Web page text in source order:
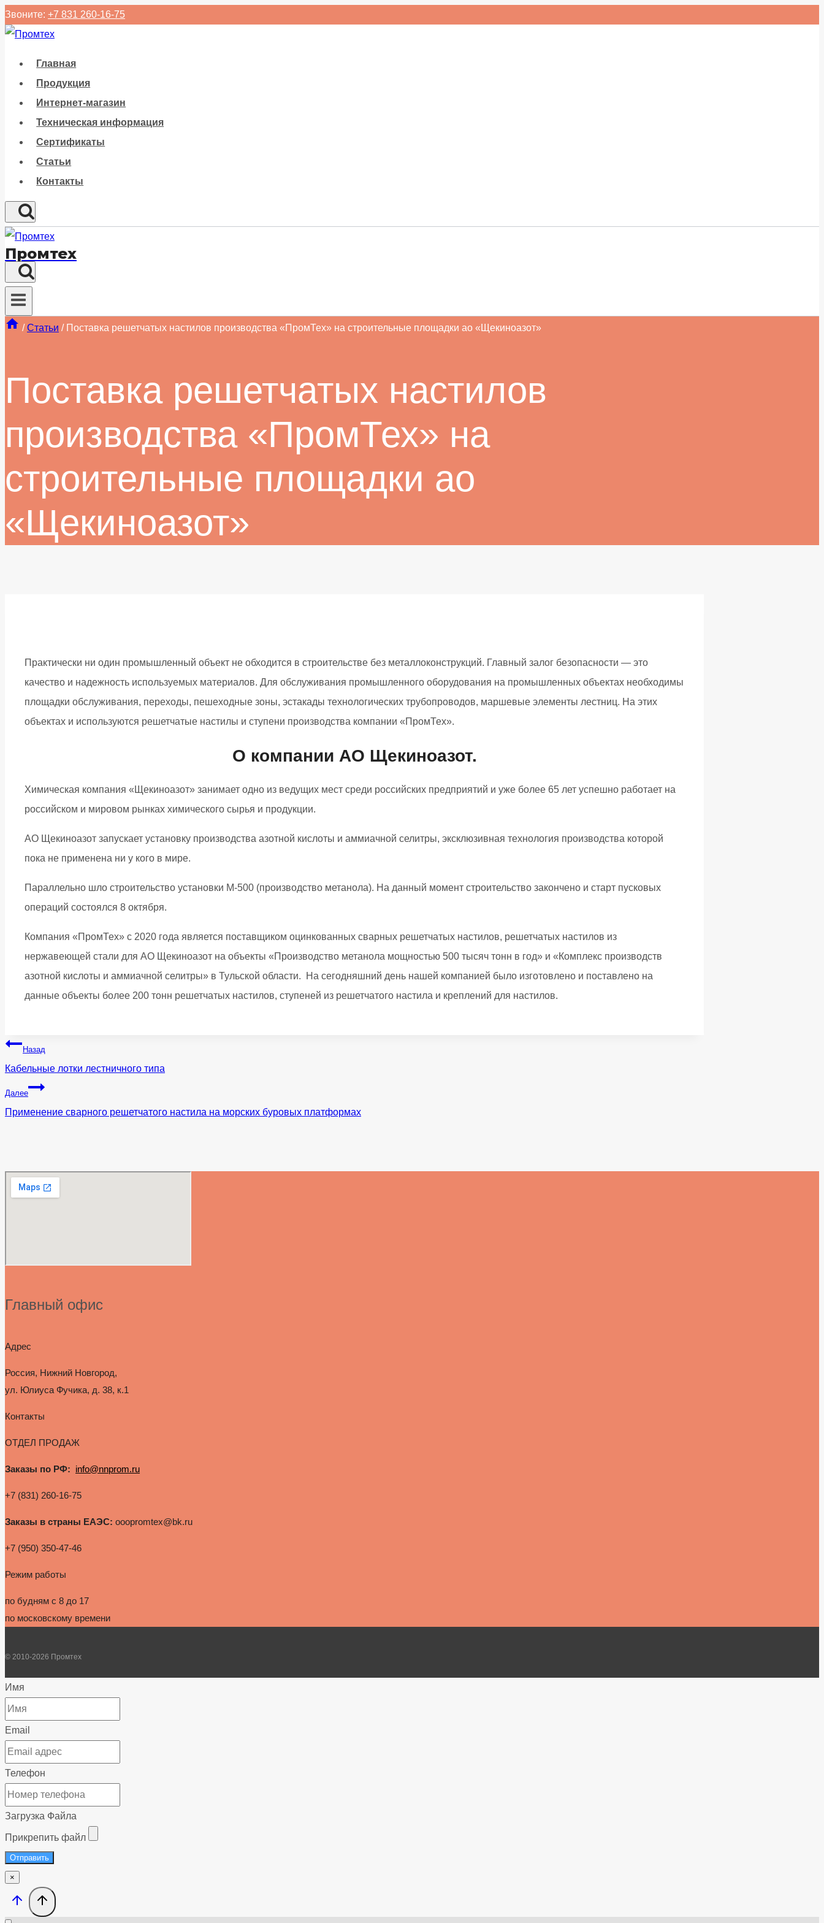
Перейти
к
Звоните: +7 831 260-16-75
Главная
Продукция
Интернет-магазин
Техническая информация
Сертификаты
Статьи
Контакты
Промтех
/ Статьи / Поставка решетчатых настилов производства «ПромТех» на строительные площадки ао «Щекиноазот»
Поставка решетчатых настилов
производства «ПромТех» на
строительные площадки ао
«Щекиноазот»
Практически ни один промышленный объект не обходится в строительстве без металлоконструкций. Главный залог безопасности — это
качество и надежность используемых материалов. Для обслуживания промышленного оборудования на промышленных объектах необходимы
площадки обслуживания, переходы, пешеходные зоны, эстакады технологических трубопроводов, маршевые элементы лестниц. На этих
объектах и используются решетчатые настилы и ступени производства компании «ПромТех».
О компании АО Щекиноазот.
Химическая компания «Щекиноазот» занимает одно из ведущих мест среди российских предприятий и уже более 65 лет успешно работает на
российском и мировом рынках химического сырья и продукции.
АО Щекиноазот запускает установку производства азотной кислоты и аммиачной селитры, эксклюзивная технология производства которой
пока не применена ни у кого в мире.
Параллельно шло строительство установки М-500 (производство метанола). На данный момент строительство закончено и старт пусковых
операций состоялся 8 октября.
Компания «ПромТех» с 2020 года является поставщиком оцинкованных сварных решетчатых настилов, решетчатых настилов из
нержавеющей стали для АО Щекиноазот на объекты «Производство метанола мощностью 500 тысяч тонн в год» и «Комплекс производств
азотной кислоты и аммиачной селитры» в Тульской области. На сегодняшний день нашей компанией было изготовлено и поставлено на
данные объекты более 200 тонн решетчатых настилов, ступеней из решетчатого настила и креплений для настилов.
Навигация
по
записям
Назад
Кабельные лотки лестничного типа
Далее
Применение сварного решетчатого настила на морских буровых платформах
Главный офис
Адрес
Россия, Нижний Новгород,
ул. Юлиуса Фучика, д. 38, к.1
Контакты
ОТДЕЛ ПРОДАЖ
Заказы по РФ: info@nnprom.ru
+7 (831) 260-16-75
Заказы в страны ЕАЭС: ooopromtex@bk.ru
+7 (950) 350-47-46
Режим работы
по будням с 8 до 17
по московскому времени
© 2010-2026 Промтех
Имя
Email
Телефон
Загрузка Файла
Прикрепить файл
Отправить
×